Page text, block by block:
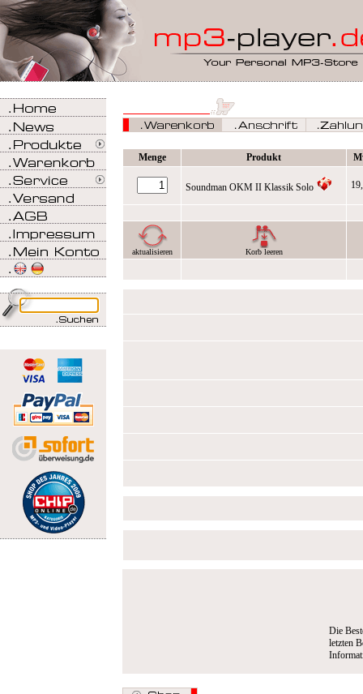
Menge Produkt
Soundman OKM II Klassik Solo
aktualisieren Korb leeren
Die
letzten